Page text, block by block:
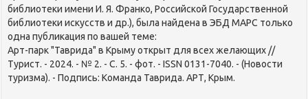
библиотеки имени И. Я. Франко, Российской Государственной
библиотеки искусств и др.), была найдена в ЭБД МАРС только
одна публикация по вашей теме:
Арт-парк "Таврида" в Крыму открыт для всех желающих //
Турист. - 2024. - № 2. - С. 5. - фот. - ISSN 0131-7040. - (Новости
туризма). - Подпись: Команда Таврида. АРТ, Крым.